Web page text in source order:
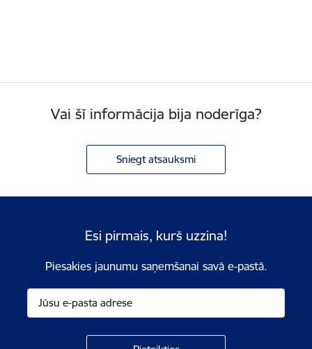
Vai šī informācija bija noderīga?
Sniegt atsauksmi
Esi pirmais, kurš uzzina!
Piesakies jaunumu saņemšanai savā e-pastā.